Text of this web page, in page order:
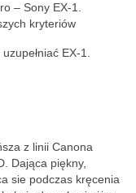
– Sony EX-1.
kryteriów
EX-1.
z linii Canona
Dająca piękny,
sie podczas kręcenia